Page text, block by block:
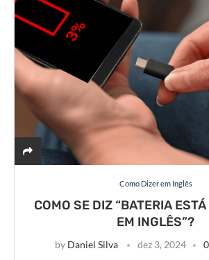
Como Dizer em Inglês
COMO SE DIZ “BATERIA
EM INGLÊS”?
by Daniel Silva dez 3, 2024